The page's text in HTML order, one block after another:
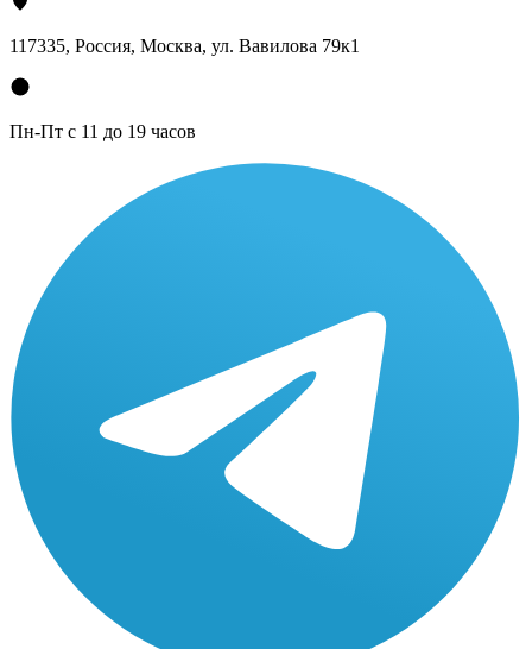
117335, Россия, Москва, ул. Вавилова 79к1
Пн-Пт с 11 до 19 часов